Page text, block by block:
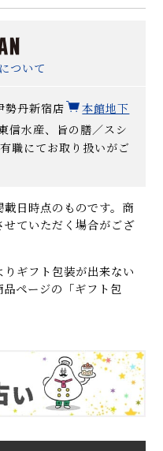
ついて
勢丹新宿店
本館地下
信水産、旨の膳／スシ
職にてお取り扱いがご
日時点のものです。商
ていただく場合がござ
ギフト包装が出来ない
ページの「ギフト包